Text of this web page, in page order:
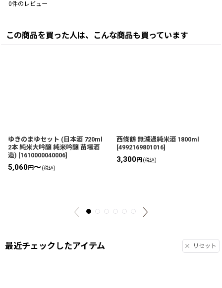
0件のレビュー
この商品を買った人は、こんな商品も買っています
ゆきのまゆセット (日本酒 720ml
2本 純米大吟醸 純米吟醸 苗場酒
造) [1610000040006]
5,060円～(税込)
西條鶴 無濾過純米酒 1800ml
[4992169801016]
3,300円 (税込)
最近チェックしたアイテム リセット